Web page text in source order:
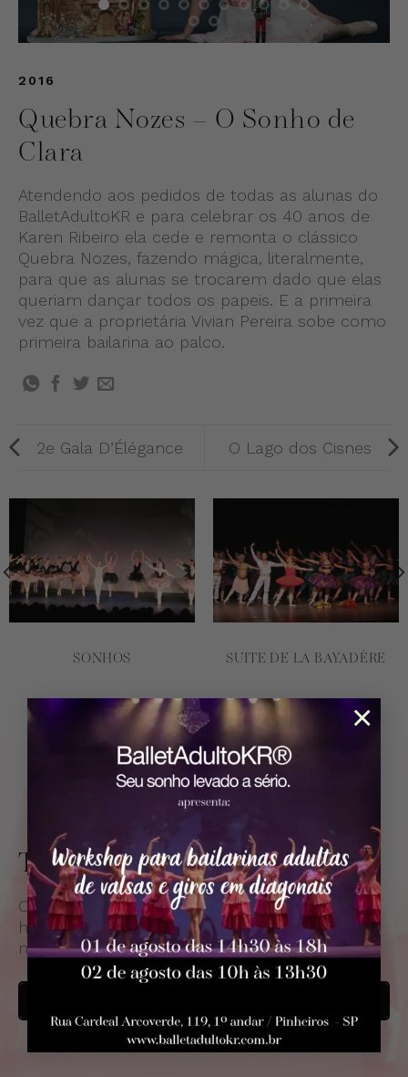
×
2016
Quebra Nozes – O Sonho de
Clara
Atendendo aos pedidos de todas as alunas do
BalletAdultoKR e para celebrar os 40 anos de
Karen Ribeiro ela cede e remonta o clássico
Quebra Nozes, fazendo mágica, literalmente,
para que as alunas se trocarem dado que elas
queriam dançar todos os papeis. E a primeira
vez que a proprietária Vivian Pereira sobe como
primeira bailarina ao palco.
2e Gala D’Élégance O Lago dos Cisnes
SONHOS SUITE DE LA BAYADÈRE
Turmas e Horários
O BalletAdultoKR tem uma extensa grade de
horários, totalmente flexível, para que você
nunca tenha que perder uma aula